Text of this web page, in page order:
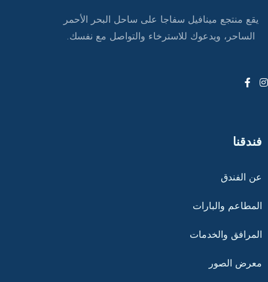
يقع منتجع مينافيل سفاجا على ساحل البحر الأحمر
الساحر، ويدعوك للاسترخاء والتواصل مع نفسك.
فندقنا
عن الفندق
المطاعم والبارات
المرافق والخدمات
معرض الصور